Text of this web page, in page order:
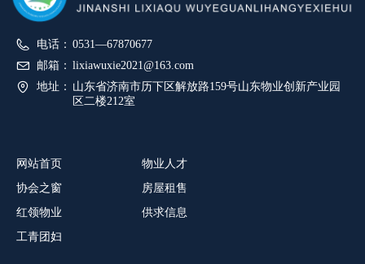
电话： 0531—67870677
邮箱： lixiawuxie2021@163.com
地址： 山东省济南市历下区解放路159号山东物业创新产业园
区二楼212室
网站首页
协会之窗
红领物业
工青团妇
物业人才
房屋租售
供求信息